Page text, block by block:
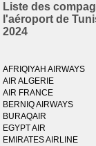
Liste des
l'aéroport de
2024
AFRIQIYAH AIRWAYS
AIR ALGERIE
AIR FRANCE
BERNIQ AIRWAYS
BURAQAIR
EGYPT AIR
EMIRATES AIRLINE